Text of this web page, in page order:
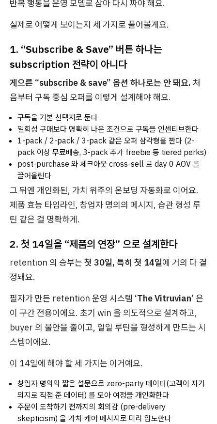
반복 행동을 운영 모델로 삼아 다시 짜야 해요.
실제로 어떻게 보이는지 세 가지로 풀어볼게요.
1. “Subscribe & Save” 버튼 하나는
subscription 전략이 아니다
게으른 “subscribe & save” 옵션 하나로는 안 돼요. 처
음부터 구독 중심 오퍼를 이렇게 설계해야 해요.
구독을 기본 선택지로 둔다
일회성 구매보다 명확히 나은 조건으로 구독을 인센티브한다
1-pack / 2-pack / 3-pack 같은 오퍼 삼각형을 짠다 (2-
pack 이상 무료배송, 3-pack 추가 freebie 등 tiered perks)
post-purchase 와 체크아웃 cross-sell 로 day 0 AOV 를
끌어올린다
그 뒤엔 개인화된, 가치 위주의 온보딩 자동화로 이어요.
제품 효능 타임라인, 창업자 명의의 메시지, 습관 형성 루
틴 같은 걸 명확하게.
2. 첫 14일을 “제품의 연장” 으로 설계한다
retention 의 승부는 첫 30일, 특히 첫 14일에 거의 다 결
정돼요.
필자가 만든 retention 운영 시스템 ‘The Vitruvian’ 은
이 구간 전용이에요. 초기 win 을 의도적으로 설계하고,
buyer 의 불안을 줄이고, 일일 루틴을 형성하게 만드는 시
스템이에요.
이 14일에 해야 할 세 가지는 이거예요.
창업자 명의의 짧은 설문으로 zero-party 데이터(고객이 자기
의지로 직접 준 데이터) 를 모아 여정을 개인화한다
주문이 도착하기 전까지의 회의감 (pre-delivery
skepticism) 을 가치·케어 메시지로 미리 압도한다